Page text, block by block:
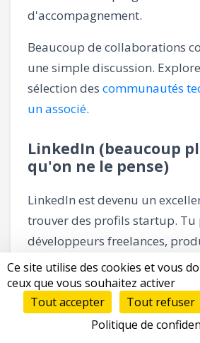
d'accompagnement.
Beaucoup de collaborations
une simple discussion.
sélection des communautés
un associé.
LinkedIn (beaucoup
qu'on ne le pense)
LinkedIn est devenu un
trouver des profils startup. Tu
développeurs freelances,
growth marketers, profils en
personnes cherchant de
Au lieu d'envoyer un message
personnalise : mentionne le
Ce site utilise des cookies et vous
ceux que vous souhaitez activer
Tout accepter
Tout refuser
Politique de